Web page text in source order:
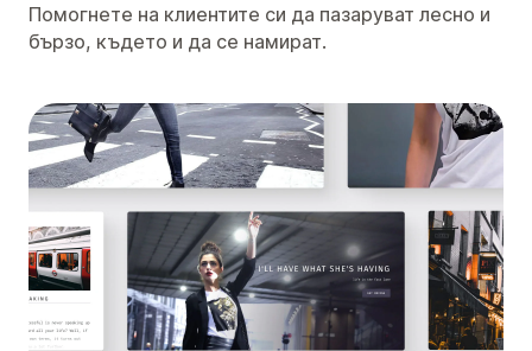
Помогнете на клиентите си да пазаруват лесно и
бързо, където и да се намират.